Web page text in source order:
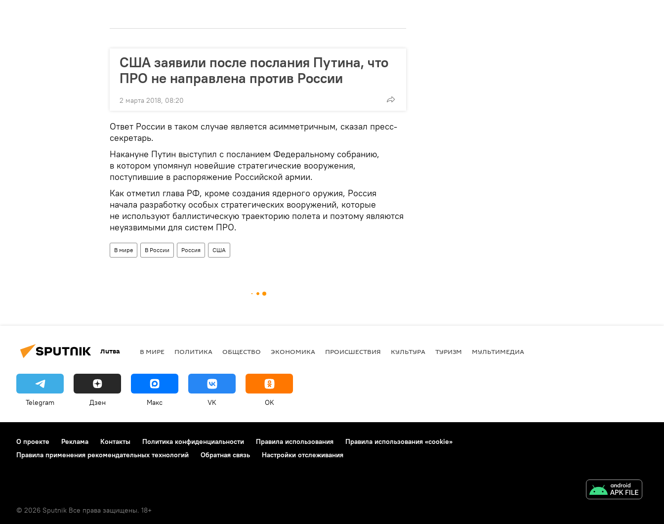
США заявили после послания Путина, что
ПРО не направлена против России
2 марта 2018, 08:20
Ответ России в таком случае является асимметричным, сказал пресс-
секретарь.
Накануне Путин выступил с посланием Федеральному собранию,
в котором упомянул новейшие стратегические вооружения,
поступившие в распоряжение Российской армии.
Как отметил глава РФ, кроме создания ядерного оружия, Россия
начала разработку особых стратегических вооружений, которые
не используют баллистическую траекторию полета и поэтому являются
неуязвимыми для систем ПРО.
В мире В России Россия США
Литва В МИРЕ ПОЛИТИКА ОБЩЕСТВО ЭКОНОМИКА ПРОИСШЕСТВИЯ КУЛЬТУРА ТУРИЗМ МУЛЬТИМЕДИА
Telegram Дзен Макс VK OK
О проекте Реклама Контакты Политика конфиденциальности Правила использования
Правила использования «cookie»
Правила применения рекомендательных технологий
Обратная связь Настройки отслеживания
© 2026 Sputnik Все права защищены. 18+